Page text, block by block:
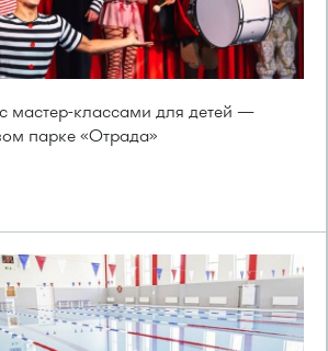
мастер-классами для детей —
парке «Отрада»